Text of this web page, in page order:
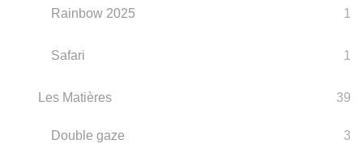
Rainbow 2025 1
Safari 1
Les Matières 39
Double gaze 3